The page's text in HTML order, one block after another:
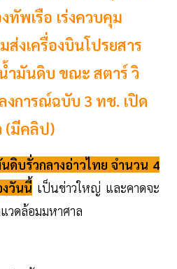
ทัพเรือ เร่งควบคุม
งเครื่องบินโปรยสาร
ำมันดิบ ขณะ สตาร์ วิ
งการณ์ฉบับ 3 ทช. เปิด
(มีคลิป)
ดิบรั่วกลางอ่าวไทย จำนวน 4
วันนี้ เป็นข่าวใหญ่ และคาดจะ
วดล้อมมหาศาล